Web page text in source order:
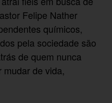
Felipe Nather
químicos,
pela sociedade são
de quem nunca
de vida,